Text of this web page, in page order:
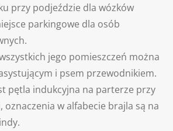
przy podjeździe dla wózków
parkingowe dla osób
jego pomieszczeń można
i psem przewodnikiem.
pętla indukcyjna na parterze przy
oznaczenia w alfabecie brajla są na